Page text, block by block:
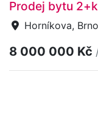
Prodej bytu
Horníkova,
8 000 000 Kč